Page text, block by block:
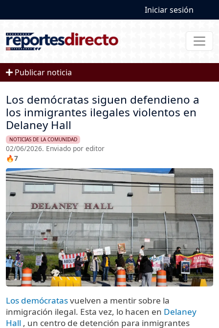
User
Iniciar sesión
Publicar noticia
Los demócratas siguen defendieno a
los inmigrantes ilegales violentos en
Delaney Hall
NOTICIAS DE LA COMUNIDAD
02/06/2026. Enviado por editor
🔥7
Imagen
Los demócratasvuelven a mentir sobre la
inmigración ilegal. Esta vez, lo hacen en Delaney
Hall , un centro de detención para inmigrantes